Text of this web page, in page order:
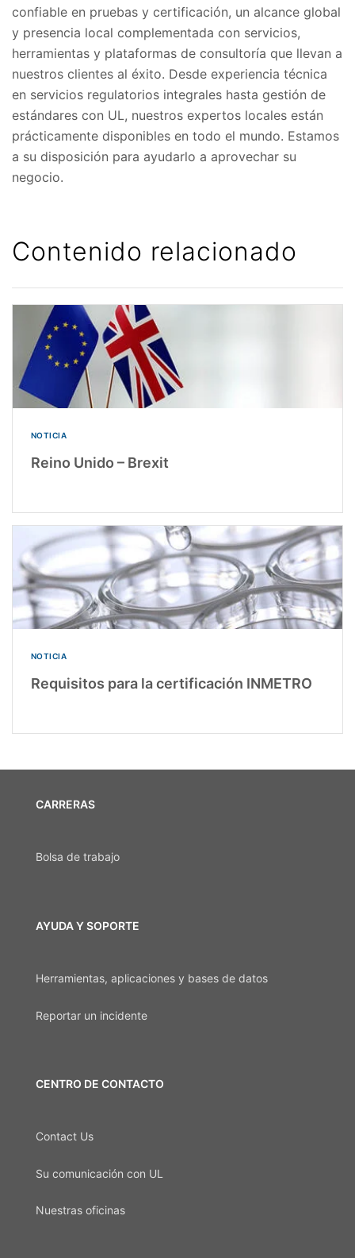
confiable en pruebas y certificación, un alcance global
y presencia local complementada con servicios,
herramientas y plataformas de consultoría que llevan a
nuestros clientes al éxito. Desde experiencia técnica
en servicios regulatorios integrales hasta gestión de
estándares con UL, nuestros expertos locales están
prácticamente disponibles en todo el mundo. Estamos
a su disposición para ayudarlo a aprovechar su
negocio.
Contenido relacionado
NOTICIA
Reino Unido – Brexit
NOTICIA
Requisitos para la certificación INMETRO
CARRERAS
Bolsa de trabajo
AYUDA Y SOPORTE
Herramientas, aplicaciones y bases de datos
Reportar un incidente
CENTRO DE CONTACTO
Contact Us
Su comunicación con UL
Nuestras oficinas